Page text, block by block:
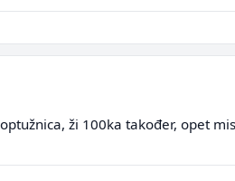
ži 100ka također, opet